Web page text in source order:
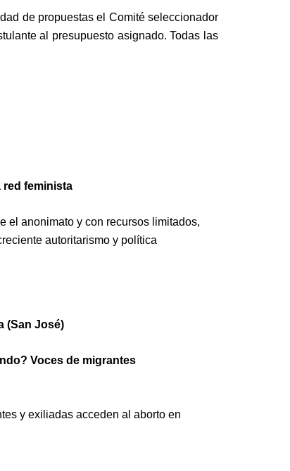
de propuestas el Comité seleccionador
al presupuesto asignado. Todas las
red feminista
el anonimato y con recursos limitados,
autoritarismo y política
(San José)
Voces de migrantes
y exiliadas acceden al aborto en